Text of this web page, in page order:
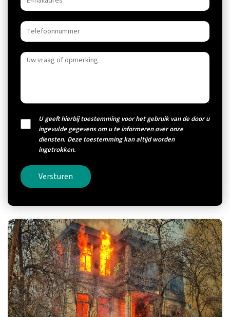
U geeft hierbij toestemming voor het gebruik van de door u
ingevulde gegevens om u te informeren over onze
diensten. Deze toestemming kan altijd worden
ingetrokken.
Versturen